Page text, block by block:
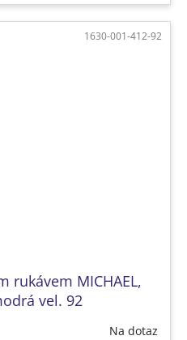
rukávem MICHAEL,
vel. 92
Na dotaz
1630-001-412-92